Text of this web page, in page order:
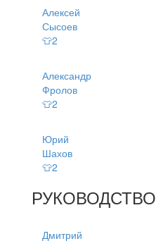
Алексей
Сысоев
👕2
Александр
Фролов
👕2
Юрий
Шахов
👕2
РУКОВОДСТВО
Дмитрий